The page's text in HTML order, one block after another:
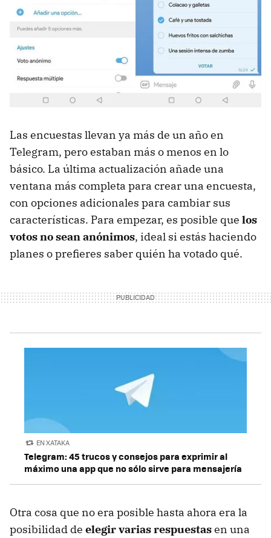
Las encuestas llevan ya más de un año en
Telegram, pero estaban más o menos en lo
básico. La última actualización añade una
ventana más completa para crear una encuesta,
con opciones adicionales para cambiar sus
características. Para empezar, es posible que los
votos no sean anónimos, ideal si estás haciendo
planes o prefieres saber quién ha votado qué.
EN XATAKA
Telegram: 45 trucos y consejos para exprimir al
máximo una app que no sólo sirve para mensajería
Otra cosa que no era posible hasta ahora era la
posibilidad de elegir varias respuestasen una